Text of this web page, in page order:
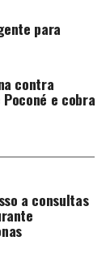
para
contra
e cobra
a consultas